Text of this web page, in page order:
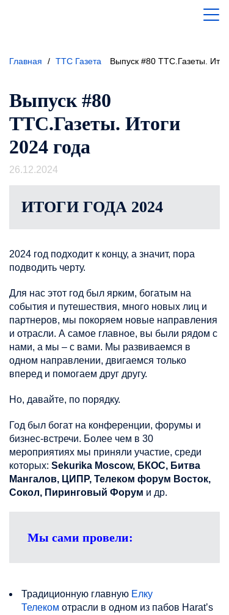
Главная / ТТС Газета Выпуск #80 ТТС.Газеты.
Выпуск #80
ТТС.Газеты. Итоги
2024 года
26.12.2024
ИТОГИ ГОДА 2024
2024 год подходит к концу, а значит, пора
подводить черту.
Для нас этот год был ярким, богатым на
события и путешествия, много новых лиц и
партнеров, мы покоряем новые направления
и отрасли. А самое главное, вы были рядом с
нами, а мы – с вами. Мы развиваемся в
одном направлении, двигаемся только
вперед и помогаем друг другу.
Но, давайте, по порядку.
Год был богат на конференции, форумы и
бизнес-встречи. Более чем в 30
мероприятиях мы приняли участие, среди
которых: Sekurika Moscow, БКОС, Битва
Мангалов, ЦИПР, Телеком форум Восток,
Сокол, Пиринговый Форум и др.
Мы сами провели:
Традиционную главную Елку
Телеком отрасли в одном из пабов Harat’s